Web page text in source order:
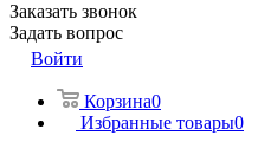
Заказать звонок
Задать вопрос
Войти
Корзина0
Избранные товары0